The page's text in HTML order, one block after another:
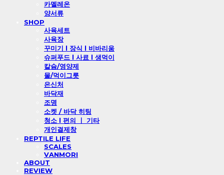
카멜레온
양서류
SHOP
사육세트
사육장
꾸미기 l 장식 l 비바리움
슈퍼푸드 l 사료 l 생먹이
칼슘/영양제
물/먹이그릇
은신처
바닥재
조명
소켓 / 바닥 히팅
청소 l 편의 ㅣ 기타
개인결제창
REPTILE LIFE
SCALES
VANMORI
ABOUT
REVIEW